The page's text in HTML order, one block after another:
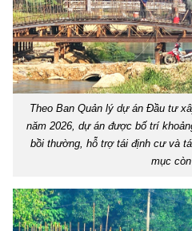
Theo Ban Quản lý dự án Đầu tư
năm 2026, dự án được bố trí
bồi thường, hỗ trợ tái định cư và
mục còn